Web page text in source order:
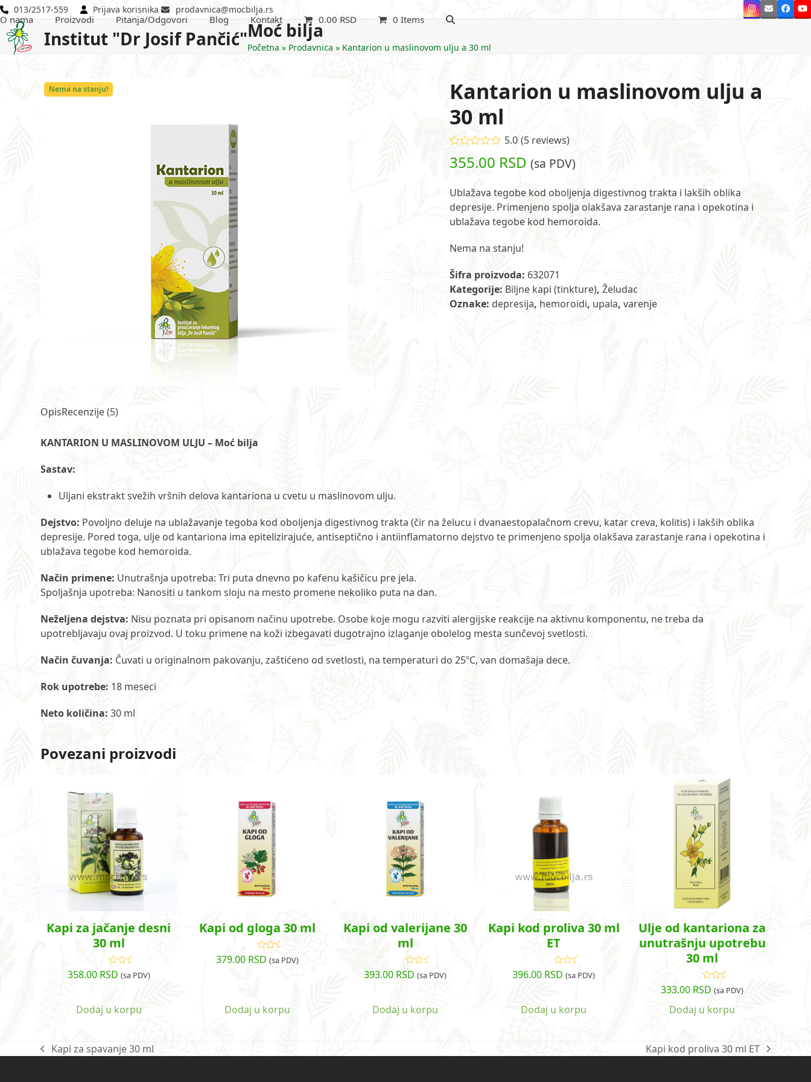
Skip
to
content
013/2517-559 Prijava korisnika prodavnica@mocbilja.rs Instagram
Email
Institut "Dr Josif Pančić"
O nama Proizvodi Pitanja/Odgovori Blog Kontakt 0.00 RSD 0 Items
Moć bilja
Početna » Prodavnica » Kantarion u maslinovom ulju a 30 ml
Nema na stanju!
Kantarion u maslinovom ulju a
30 ml
5.00od 5 na
5.0 (5reviews)
355.00 RSD (sa PDV)
Ublažava tegobe kod oboljenja digestivnog trakta i lakših oblika
depresije. Primenjeno spolja olakšava zarastanje rana i opekotina i
ublažava tegobe kod hemoroida.
Nema na stanju!
Šifra proizvoda: 632071
Kategorije: Biljne kapi (tinkture), Želudac
Oznake: depresija, hemoroidi, upala, varenje
OpisRecenzije (5)
KANTARION U MASLINOVOM ULJU – Moć bilja
Sastav:
Uljani ekstrakt svežih vršnih delova kantariona u cvetu u maslinovom ulju.
Dejstvo: Povoljno deluje na ublažavanje tegoba kod oboljenja digestivnog trakta (čir na želucu i dvanaestopalačnom crevu, katar creva, kolitis) i lakših oblika
depresije. Pored toga, ulje od kantariona ima epitelizirajuće, antiseptično i antiinflamatorno dejstvo te primenjeno spolja olakšava zarastanje rana i opekotina i
ublažava tegobe kod hemoroida.
Način primene: Unutrašnja upotreba: Tri puta dnevno po kafenu kašičicu pre jela.
Spoljašnja upotreba: Nanositi u tankom sloju na mesto promene nekoliko puta na dan.
Neželjena dejstva: Nisu poznata pri opisanom načinu upotrebe. Osobe koje mogu razviti alergijske reakcije na aktivnu komponentu, ne treba da
upotrebljavaju ovaj proizvod. U toku primene na koži izbegavati dugotrajno izlaganje obolelog mesta sunčevoj svetlosti.
Način čuvanja: Čuvati u originalnom pakovanju, zaštićeno od svetlosti, na temperaturi do 25ºC, van domašaja dece.
Rok upotrebe: 18 meseci
Neto količina: 30 ml
Povezani proizvodi
Kapi za jačanje desni
30 ml
Ocenjeno
sa5.00od
358.00 RSD (sa PDV)
Dodaj u korpu
Kapi od gloga 30 ml
Ocenjeno
sa4.74od
379.00 RSD (sa PDV)
Dodaj u korpu
Kapi od valerijane 30
ml
Ocenjeno
sa4.83od
393.00 RSD (sa PDV)
Dodaj u korpu
Kapi kod proliva 30 ml
ET
Ocenjeno
sa5.00od
396.00 RSD (sa PDV)
Dodaj u korpu
Ulje od kantariona za
unutrašnju upotrebu
30 ml
Ocenjeno
sa4.50od
333.00 RSD (sa PDV)
Dodaj u korpu
previous
Kapi za spavanje 30 ml
next
Kapi kod proliva 30 ml ET